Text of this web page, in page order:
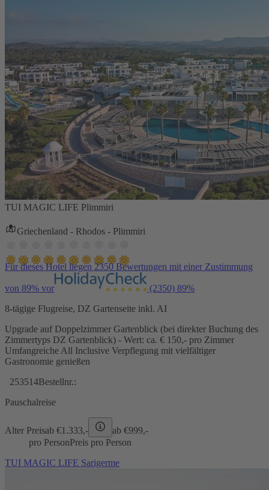
TUI MAGIC LIFE Plimmiri
Griechenland - Rhodos - Plimmiri
Für dieses Hotel liegen 2350 Bewertungen mit einer Zustimmung
von 89% vor (2350) 89%
8-tägige Flugreise, DZ Gartenseite inkl. AI
Upgrade auf Doppelzimmer Gartenblick (bei direkter Buchung des
Zimmertyps DZ Gartenblick) - Wert: ca. € 150,- pro Zimmer
Umfangreiche All Inclusive Verpflegung mit vielfältiger
Gastronomie genießen
253514Bestellnr.:
Pauschalreise
Alter Preisab €1.333,- ab €999,-
pro PersonPreis pro Person
TUI MAGIC LIFE Sarigerme